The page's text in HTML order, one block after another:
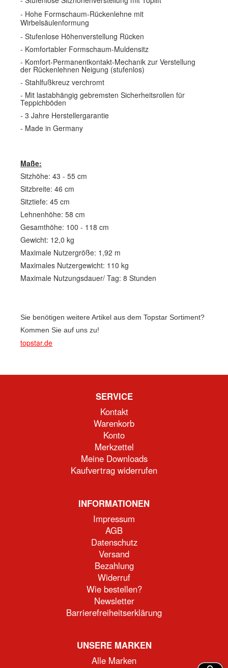
- Hohe Formschaum-Rückenlehne mit
Wirbelsäulenformung
- Stufenlose Höhenverstellung Rücken
- Komfortabler Formschaum-Muldensitz
- Komfort-Permanentkontakt-Mechanik zur Verstellung
der Rückenlehnen Neigung (stufenlos)
- Stahlfußkreuz verchromt
- Mit lastabhängig gebremsten Sicherheitsrollen für
Teppichböden
- 3 Jahre Herstellergarantie
- Made in Germany
Maße:
Sitzhöhe: 43 - 55 cm
Sitzbreite: 46 cm
Sitztiefe: 45 cm
Lehnenhöhe: 58 cm
Gesamthöhe: 100 - 118 cm
Gewicht: 12,0 kg
Maximale Nutzergröße: 1,92 m
Maximales Nutzergewicht: 110 kg
Maximale Nutzungsdauer/ Tag: 8 Stunden
Sie benötigen weitere Artikel aus dem Topstar Sortiment?
Kommen Sie auf uns zu!
topstar.de
SERVICE
Kontakt
Warenkorb
Konto
Merkzettel
Meine Downloads
Kaufvertrag widerrufen
INFORMATIONEN
Impressum
AGB
Datenschutz
Versand
Bezahlung
Widerruf
Wie bestellen?
Newsletter
Barrierefreiheitserklärung
UNSERE MARKEN
Alle Marken